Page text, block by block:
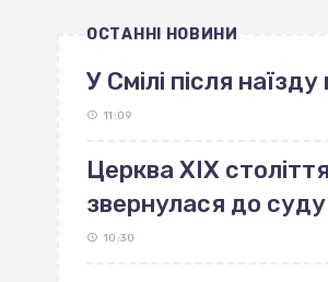
ОСТАННІ НОВИНИ
У Смілі після
11:09
Церква ХІХ
звернулася до суду
10:30